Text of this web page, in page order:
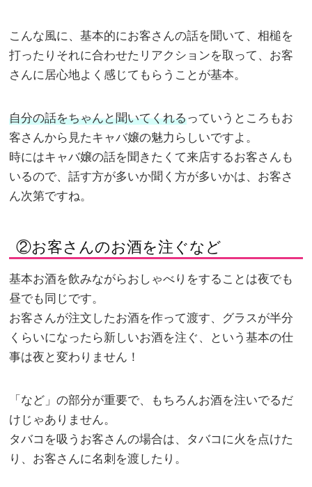
こんな風に、基本的にお客さんの話を聞いて、相槌を
打ったりそれに合わせたリアクションを取って、お客
さんに居心地よく感じてもらうことが基本。
自分の話をちゃんと聞いてくれるっていうところもお
客さんから見たキャバ嬢の魅力らしいですよ。
時にはキャバ嬢の話を聞きたくて来店するお客さんも
いるので、話す方が多いか聞く方が多いかは、お客さ
ん次第ですね。
②お客さんのお酒を注ぐなど
基本お酒を飲みながらおしゃべりをすることは夜でも
昼でも同じです。
お客さんが注文したお酒を作って渡す、グラスが半分
くらいになったら新しいお酒を注ぐ、という基本の仕
事は夜と変わりません！
「など」の部分が重要で、もちろんお酒を注いでるだ
けじゃありません。
タバコを吸うお客さんの場合は、タバコに火を点けた
り、お客さんに名刺を渡したり。